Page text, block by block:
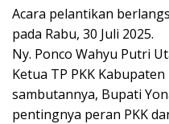
Acara pelantikan
pada Rabu, 30 Juli 2025.
Ny. Ponco Wahyu Putri
Ketua TP PKK
sambutannya, Bupati
pentingnya peran PKK